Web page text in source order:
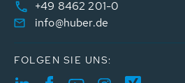
+49 8462 201-0
info@huber.de
FOLGEN SIE UNS: